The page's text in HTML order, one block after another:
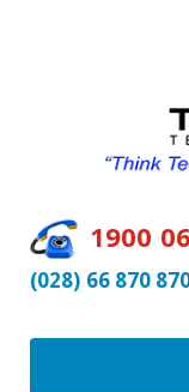
1900
(028) 66 870